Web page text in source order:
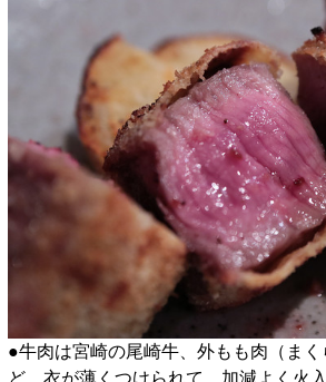
●牛肉は宮崎の尾崎牛、外もも肉（ま